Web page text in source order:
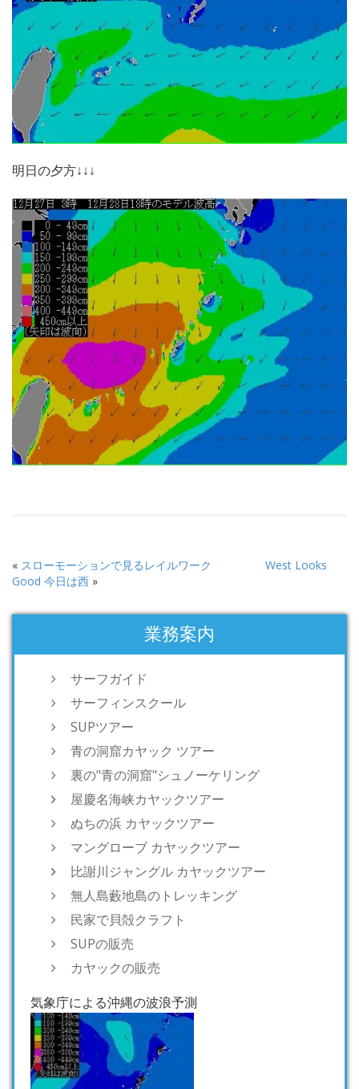
明日の夕方↓↓↓
« スローモーションで見るレイルワーク
West Looks
Good 今日は西 »
業務案内
サーフガイド
サーフィンスクール
SUPツアー
青の洞窟カヤック ツアー
裏の"青の洞窟"シュノーケリング
屋慶名海峡カヤックツアー
ぬちの浜 カヤックツアー
マングローブ カヤックツアー
比謝川ジャングル カヤックツアー
無人島藪地島のトレッキング
民家で貝殻クラフト
SUPの販売
カヤックの販売
気象庁による沖縄の波浪予測